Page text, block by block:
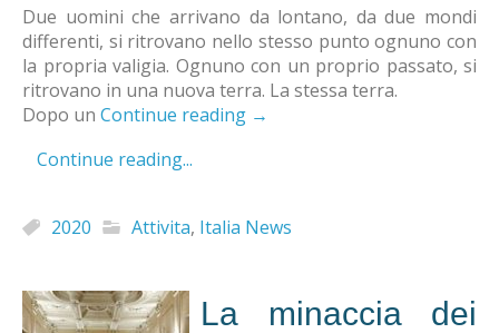
Due uomini che arrivano da lontano, da due mondi
differenti, si ritrovano nello stesso punto ognuno con
la propria valigia. Ognuno con un proprio passato, si
ritrovano in una nuova terra. La stessa terra.
Dopo un Continue reading →
Continue reading...
2020 Attivita, Italia News
La minaccia dei